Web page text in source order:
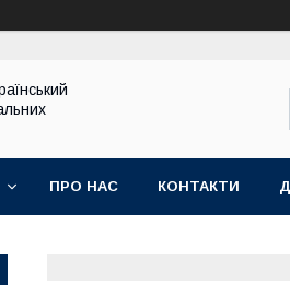
ПРО НАС КОНТАКТИ